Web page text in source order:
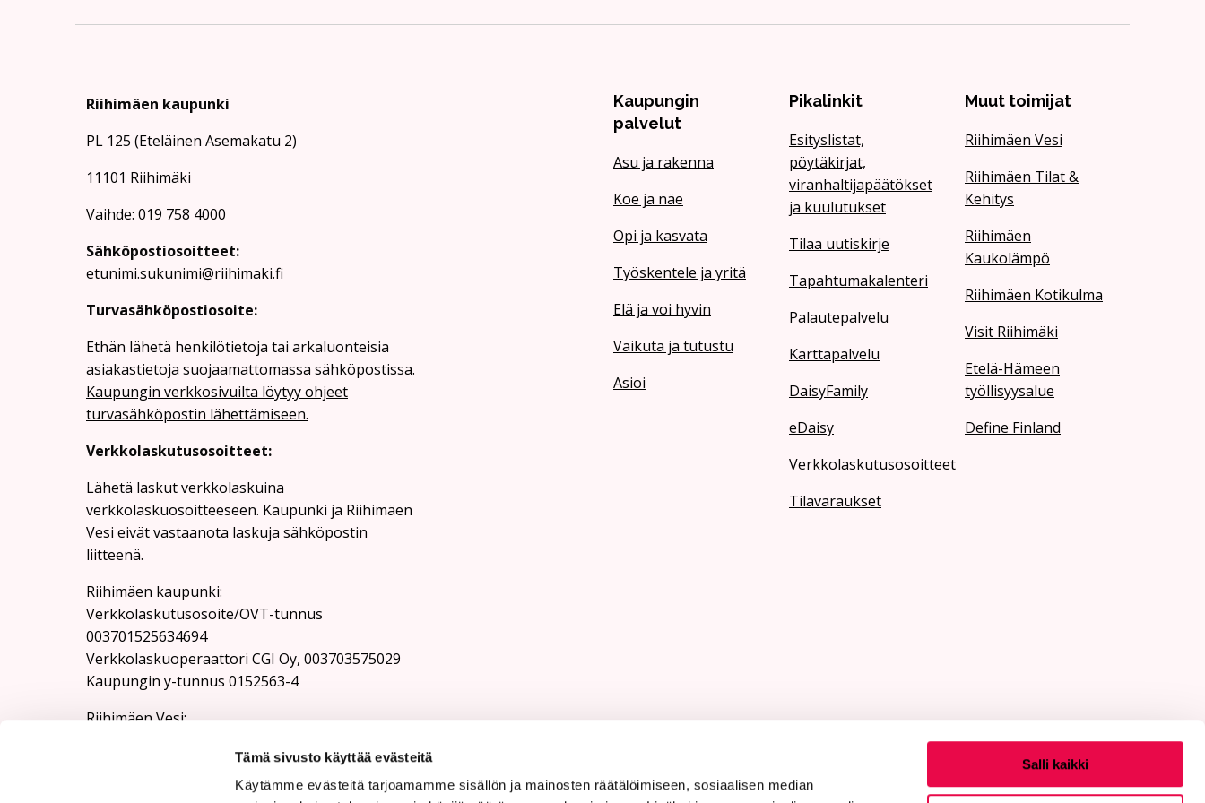
Tämä sivusto käyttää evästeitä
Käytämme evästeitä tarjoamamme sisällön ja mainosten räätälöimiseen, sosiaalisen median
Salli kaikki
Riihimäen kaupunki
PL 125 (Eteläinen Asemakatu 2)
11101 Riihimäki
Vaihde: 019 758 4000
Sähköpostiosoitteet:
etunimi.sukunimi@riihimaki.fi
Turvasähköpostiosoite:
Ethän lähetä henkilötietoja tai arkaluonteisia
asiakastietoja suojaamattomassa sähköpostissa.
Kaupungin verkkosivuilta löytyy ohjeet
turvasähköpostin lähettämiseen.
Verkkolaskutusosoitteet:
Lähetä laskut verkkolaskuina
verkkolaskuosoitteeseen. Kaupunki ja Riihimäen
Vesi eivät vastaanota laskuja sähköpostin
liitteenä.
Riihimäen kaupunki:
Verkkolaskutusosoite/OVT-tunnus
003701525634694
Verkkolaskuoperaattori CGI Oy, 003703575029
Kaupungin y-tunnus 0152563-4
Rii­hi­mäen Vesi:
Verkkolaskuoperaattori CGI Oy, 003703575029
Kaupungin
palvelut
Asu ja rakenna
Koe ja näe
Opi ja kasvata
Työskentele ja yritä
Elä ja voi hyvin
Vaikuta ja tutustu
Asioi
Pikalinkit
Esityslistat,
pöytäkirjat,
viranhaltijapäätökset
ja kuulutukset
Tilaa uutiskirje
Tapahtumakalenteri
Palautepalvelu
Karttapalvelu
DaisyFamily
eDaisy
Verkkolaskutusosoitteet
Tilavaraukset
Muut toimijat
Riihimäen Vesi
Riihimäen Tilat &
Kehitys
Riihimäen
Kaukolämpö
Riihimäen Kotikulma
Visit Riihimäki
Etelä-Hämeen
työllisyysalue
Define Finland